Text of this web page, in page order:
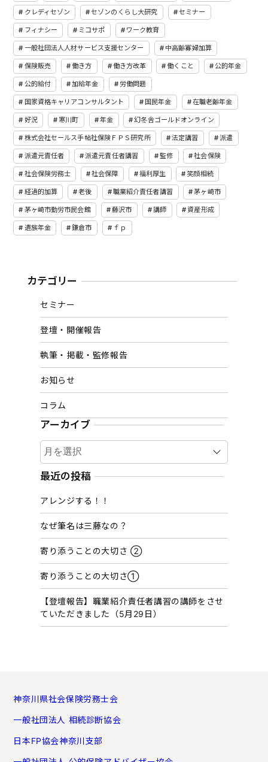
クレディセゾン セゾンのくらし大研究 セミナー
フィナシー ミコサポ ワーク教育
一般社団法人人材サービス支援センター 中高齢寡婦加算
保険販売 働き方 働き方改革 働くこと 公的年金
公的給付 加給年金 労働問題
国家資格キャリアコンサルタント 国民年金 在職老齢年金
好況 寒川町 年金 幻冬舎ゴールドオンライン
株式会社セールス手帖社保険ＦＰＳ研究所 法定講習 派遣
派遣元責任者 派遣元責任者講習 監修 社会保険
社会保険労務士 社会保障 福利厚生 笑顔相続
経過的加算 老後 職業紹介責任者講習 茅ヶ崎市
茅ヶ崎市勤労市民会館 藤沢市 講師 資産形成
遺族年金 鎌倉市 ｆｐ
カテゴリー
セミナー
登壇・開催報告
執筆・掲載・監修報告
お知らせ
コラム
アーカイブ
ア
ー
カ
ブ
最近の投稿
アレンジする！！
なぜ筆名は三藤なの？
寄り添うことの大切さ ②
寄り添うことの大切さ①
【登壇報告】職業紹介責任者講習の講師をさせ
ていただきました（5月29日）
神奈川県社会保険労務士会
一般社団法人 相続診断協会
日本FP協会神奈川支部